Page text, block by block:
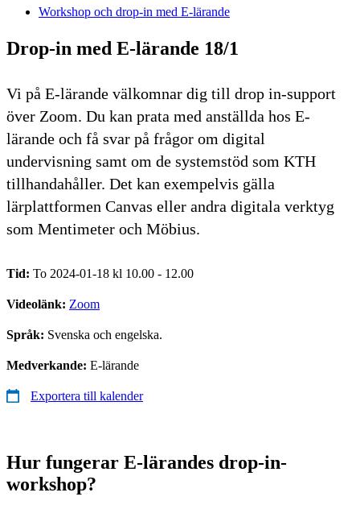
Workshop och drop-in med E-lärande
Drop-in med E-lärande 18/1
Vi på E-lärande välkomnar dig till drop in-support
över Zoom. Du kan prata med anställda hos E-
lärande och få svar på frågor om digital
undervisning samt om de systemstöd som KTH
tillhandahåller. Det kan exempelvis gälla
lärplattformen Canvas eller andra digitala verktyg
som Mentimeter och Möbius.
Tid: To 2024-01-18 kl 10.00 - 12.00
Videolänk: Zoom
Språk: Svenska och engelska.
Medverkande: E-lärande
Exportera till kalender
Hur fungerar E-lärandes drop-in-
workshop?